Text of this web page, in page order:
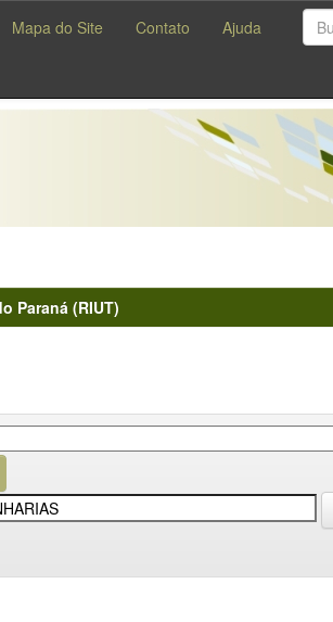
Mapa do Site Contato Ajuda
Paraná (RIUT)